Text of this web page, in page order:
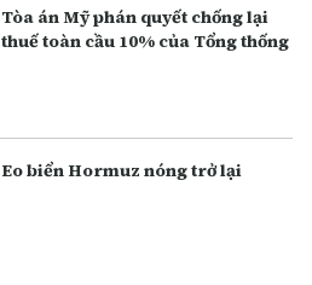
Tòa án Mỹ phán quyết chống lại
thuế toàn cầu 10% của Tổng thống
Eo biển Hormuz nóng trở lại